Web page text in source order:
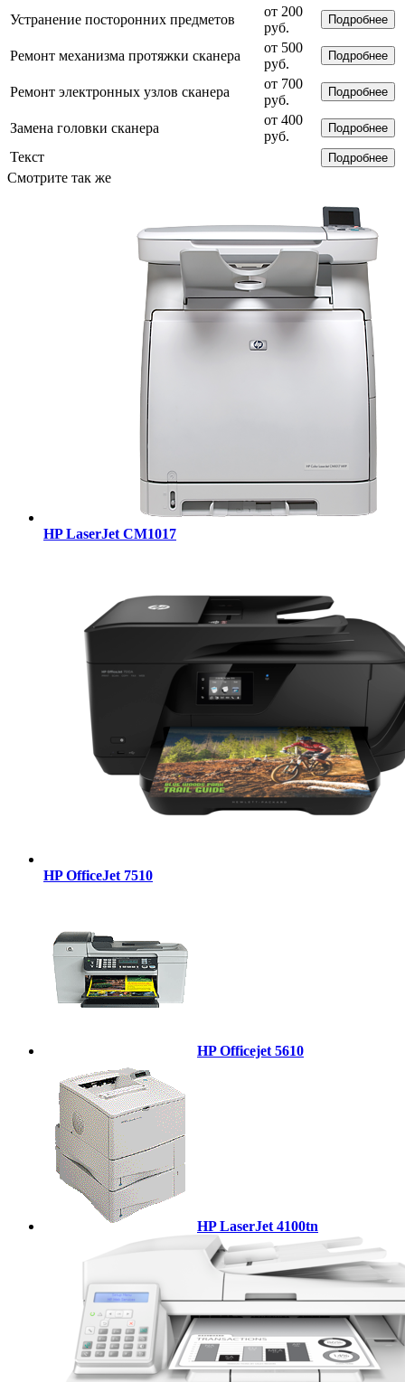
Устранение посторонних предметов
от 200
руб.
Подробнее
Ремонт механизма протяжки сканера
от 500
руб.
Подробнее
Ремонт электронных узлов сканера
от 700
руб.
Подробнее
Замена головки сканера
от 400
руб.
Подробнее
Текст Подробнее
Смотрите так же
HP LaserJet CM1017
HP OfficeJet 7510
HP Officejet 5610
HP LaserJet 4100tn